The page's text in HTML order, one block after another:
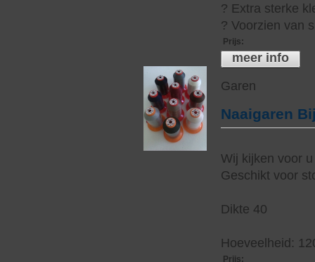
? Extra sterke
? Voorzien van
Prijs:
meer info
Garen
Naaigaren
Wij kijken voor
Geschikt voor
Dikte 40
Hoeveelheid:
Prijs: